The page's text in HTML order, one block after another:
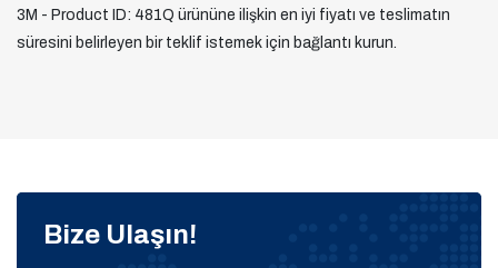
3M - Product ID: 481Q ürününe ilişkin en iyi fiyatı ve teslimatın
süresini belirleyen bir teklif istemek için bağlantı kurun.
Bize Ulaşın!